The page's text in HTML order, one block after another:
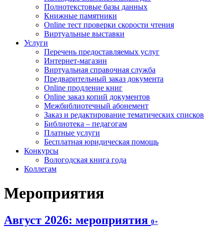
Полнотекстовые базы данных
Книжные памятники
Online тест проверки скорости чтения
Виртуальные выставки
Услуги
Перечень предоставляемых услуг
Интернет-магазин
Виртуальная справочная служба
Предварительный заказ документа
Online продление книг
Online заказ копий документов
Межбиблиотечный абонемент
Заказ и редактирование тематических списков
Библиотека – педагогам
Платные услуги
Бесплатная юридическая помощь
Конкурсы
Вологодская книга года
Коллегам
Мероприятия
Август 2026: мероприятия 0+